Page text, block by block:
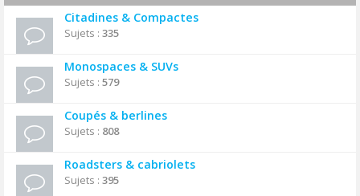
Citadines & Compactes
Sujets : 335
Monospaces & SUVs
Sujets : 579
Coupés & berlines
Sujets : 808
Roadsters & cabriolets
Sujets : 395